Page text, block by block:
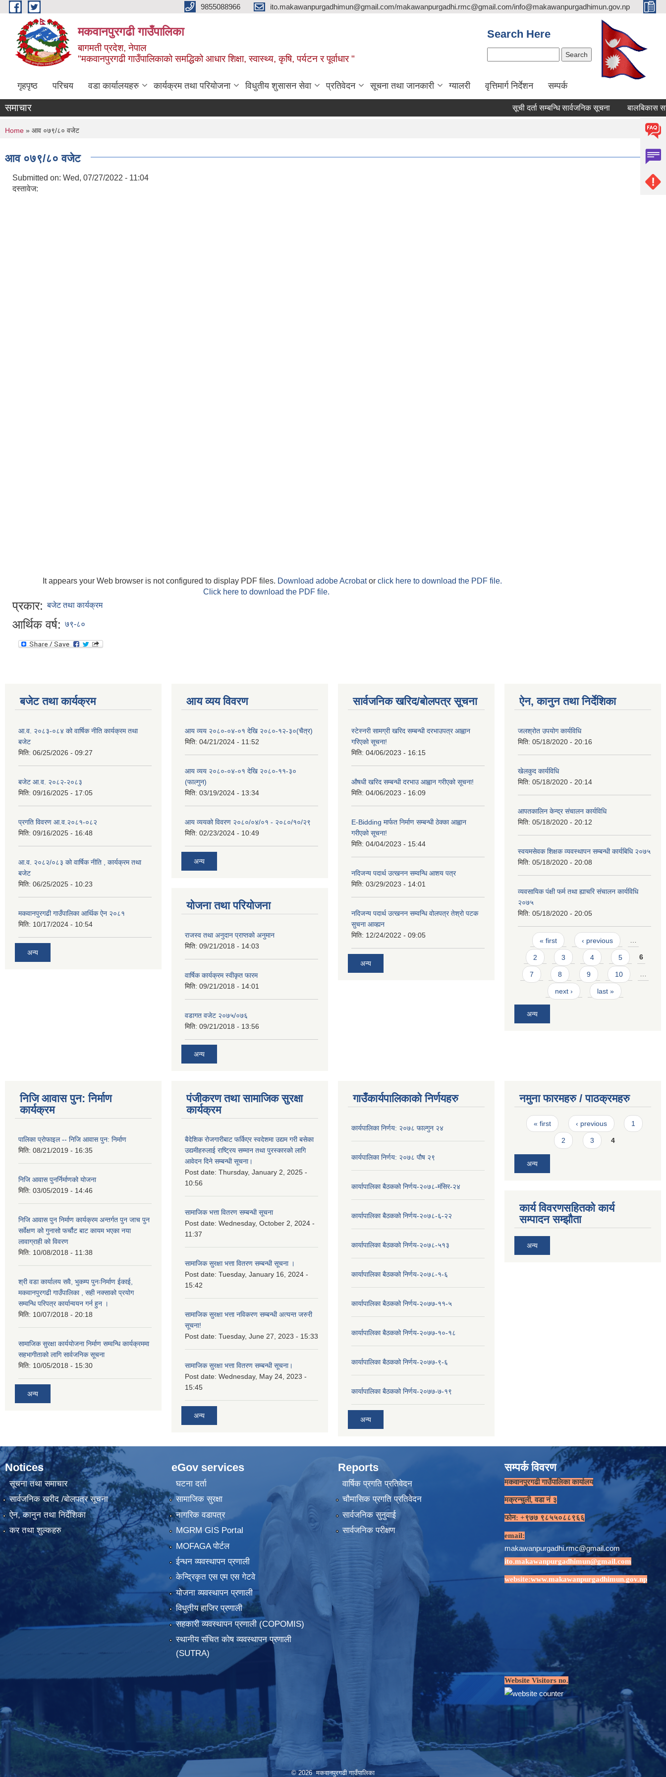
Skip to main content 9855088966 ito.makawanpurgadhimun@gmail.com/makawanpurgadhi.rmc@gmail.com/info@makawanpurgadhimun.gov.np
मकवानपुरगढी गाउँपालिका
बागमती प्रदेश, नेपाल
"मकवानपुरगढी गाउँपालिकाको समद्धिको आधार शिक्षा, स्‍वास्‍थ्‍य, कृषि, पर्यटन र पूर्वाधार "
Search Here
गृहपृष्ठ परिचय वडा कार्यालयहरु कार्यक्रम तथा परियोजना विधुतीय शुसासन सेवा प्रतिवेदन सूचना तथा जानकारी ग्यालरी वृत्तिमार्ग निर्देशन सम्पर्क
समाचार सूची दर्ता सम्बन्धि सार्वजनिक सूचना बालबिकास सहजकर्ता
You are here
Home » आव ०७९/८० वजेट
आव ०७९/८० वजेट
Submitted on: Wed, 07/27/2022 - 11:04
दस्तावेज:
It appears your Web browser is not configured to display PDF files. Download adobe Acrobator click here to download the PDF file.
Click here to download the PDF file.
प्रकार: बजेट तथा कार्यक्रम
आर्थिक वर्ष: ७९-८०
बजेट तथा कार्यक्रम
आ.व. २०८३-०८४ को वार्षिक नीति कार्यक्रम तथा
बजेट
मिति: 06/25/2026 - 09:27
बजेट आ.व. २०८२-२०८३
मिति: 09/16/2025 - 17:05
प्रगति विवरण आ.व.२०८१-०८२
मिति: 09/16/2025 - 16:48
आ.व. २०८२/०८३ को वार्षिक नीति , कार्यक्रम तथा
बजेट
मिति: 06/25/2025 - 10:23
मकवानपुरगढी गाउँपालिका आर्थिक ‌‌‌ऐन २०८१
मिति: 10/17/2024 - 10:54
अन्य
आय व्यय विवरण
आय व्यय २०८०-०४-०१ देखि २०८०-१२-३०(चैत्र)
मिति: 04/21/2024 - 11:52
आय व्यय २०८०-०४-०१ देखि २०८०-११-३०
(फाल्गुन)
मिति: 03/19/2024 - 13:34
आय व्ययको विवरण २०८०/०४/०१ - २०८०/१०/२९
मिति: 02/23/2024 - 10:49
अन्य
योजना तथा परियोजना
राजस्व तथा अनुदान प्राप्तको अनुमान
मिति: 09/21/2018 - 14:03
वार्षिक कार्यक्रम स्वीकृत फारम
मिति: 09/21/2018 - 14:01
वडागत वजेट २०७५/०७६
मिति: 09/21/2018 - 13:56
अन्य
सार्वजनिक खरिद/बोलपत्र सूचना
स्टेस्नरी सामग्री खरिद सम्बन्धी दरभाउपत्र आह्वान
गरिएको सूचना!
मिति: 04/06/2023 - 16:15
औषधी खरिद सम्बन्धी दरभाउ आह्वान गरीएको सूचना!
मिति: 04/06/2023 - 16:09
E-Bidding मार्फत निर्माण सम्बन्धी ठेक्का आह्वान
गरीएको सूचना!
मिति: 04/04/2023 - 15:44
नदिजन्य पदार्थ उत्खनन सम्वन्धि आशय पत्र
मिति: 03/29/2023 - 14:01
नदिजन्य पदार्थ उत्खनन सम्वन्धि वोलपत्र तेश्रो पटक
सुचना आव्ह्यन
मिति: 12/24/2022 - 09:05
अन्य
ऐन, कानुन तथा निर्देशिका
जलश्रोत उपयोग कार्यविधि
मिति: 05/18/2020 - 20:16
खेलकुद कार्यविधि
मिति: 05/18/2020 - 20:14
आपतकालिन केन्द्र संचालन कार्यविधि
मिति: 05/18/2020 - 20:12
स्वयमसेवक शिक्षक व्यवस्थापन सम्बन्धी कार्यबिधि २०७५
मिति: 05/18/2020 - 20:08
व्यवसायिक पंक्षी फर्म तथा ह्याचरि संचालन कार्यविधि
२०७५
मिति: 05/18/2020 - 20:05
Pages
« first ‹ previous …
2 3 4 5 6
7 8 9 10 …
next › last »
अन्य
निजि आवास पुन: निर्माण
कार्यक्रम
पालिका प्राेफाइल -- निजि आवास पुन: निर्माण
मिति: 08/21/2019 - 16:35
निजि आवास पुनर्निर्माणको योजना
मिति: 03/05/2019 - 14:46
निजि आवास पुन निर्माण कार्यक्रम अन्तर्गत पुन जाच पुन
सर्वेक्षण को गुनासो फर्चौट बाट कायम भएका नया
लावाग्राही को विवरण
मिति: 10/08/2018 - 11:38
श्री वडा कार्यालय सवै, भुकम्प पुनःनिर्माण ईकाई,
मकवानपुरगढी गाउँपालिका , सही नक्साको प्रयोग
सम्वन्धि परिपत्र कार्यान्वयन गर्न हुन ।
मिति: 10/07/2018 - 20:18
सामाजिक सुरक्षा कार्ययोजना निर्माण सम्वन्धि कार्यक्रममा
सहभागीताको लागि सार्वजनिक सूचना
मिति: 10/05/2018 - 15:30
अन्य
पंजीकरण तथा सामाजिक सुरक्षा
कार्यक्रम
बैदेशिक रोजगारीबाट फर्किएर स्वदेशमा उद्यम गरी बसेका
उद्यमीहरुलाई राष्‍ट्रिय सम्मान तथा पुरस्कारको लागि
आवेदन दिने सम्बन्धी सूचना।
Post date: Thursday, January 2, 2025 -
10:56
सामाजिक भत्ता वितरण सम्बन्धी सूचना
Post date: Wednesday, October 2, 2024 -
11:37
सामाजिक सुरक्षा भत्ता वितरण सम्बन्धी सूचना ।
Post date: Tuesday, January 16, 2024 -
15:42
सामाजिक सुरक्षा भत्ता नविकरण सम्बन्धी अत्यन्त जरुरी
सूचना!
Post date: Tuesday, June 27, 2023 - 15:33
सामाजिक सुरक्षा भत्ता वितरण सम्बन्धी सूचना।
Post date: Wednesday, May 24, 2023 -
15:45
अन्य
गाउँकार्यपालिकाको निर्णयहरु
कार्यपालिका निर्णय: २०७८ फाल्गुन २४
कार्यपालिका निर्णय: २०७८ पौष २९
कार्यापालिका बैठकको निर्णय-२०७८-मंसिर-२४
कार्यापालिका बैठकको निर्णय-२०७८-६-२२
कार्यापालिका बैठकको निर्णय-२०७८-५१३
कार्यापालिका बैठकको निर्णय-२०७८-१-६
कार्यापालिका बैठकको निर्णय-२०७७-११-५
कार्यापालिका बैठकको निर्णय-२०७७-१०-१८
कार्यापालिका बैठकको निर्णय-२०७७-९-६
कार्यापालिका बैठकको निर्णय-२०७७-७-१९
अन्य
नमुना फारमहरु / पाठक्रमहरु
Pages
« first ‹ previous 1
2 3 4
अन्य
कार्य विवरणसहितको कार्य
सम्पादन सम्झौता
अन्य
Notices
सूचना तथा समाचार
सार्वजनिक खरीद /बोलपत्र सूचना
ऐन, कानुन तथा निर्देशिका
कर तथा शुल्कहरु
eGov services
घटना दर्ता
सामाजिक सुरक्षा
नागरिक वडापत्र
MGRM GIS Portal
MOFAGA पोर्टल
ईन्धन व्यवस्थापन प्रणाली
केन्द्रिकृत एस एम एस गेटवे
योजना व्यवस्थापन प्रणाली
विधुतीय हाजिर प्रणाली
सहकारी व्यवस्थापन प्रणाली (COPOMIS)
स्थानीय संचित कोष व्यवस्थापन प्रणाली
(SUTRA)
Reports
वार्षिक प्रगति प्रतिवेदन
चौमासिक प्रगति प्रतिवेदन
सार्वजनिक सुनुवाई
सार्वजनिक परीक्षण
सम्पर्क विवरण
मकवानपुरगढी गाउँपालिका कार्यालय
मक्रन्चुली, वडा नं ३
फोन: +९७७ ९८५५०८८९६६
email:
makawanpurgadhi.rmc@gmail.com
ito.makawanpurgadhimun@gmail.com
website:www.makawanpurgadhimun.gov.np
Website Visitors no.
© 2026 मकवानपुरगढी गाउँपालिका